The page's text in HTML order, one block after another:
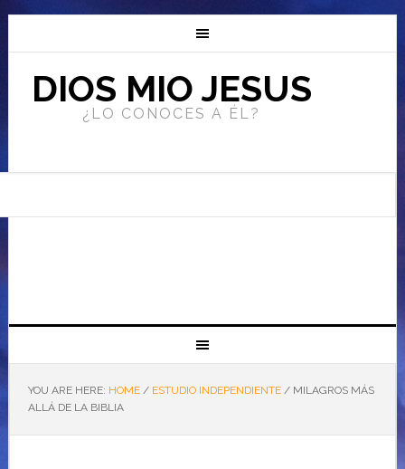
DIOS MIO JESUS
¿LO CONOCES A ÉL?
YOU ARE HERE: HOME / ESTUDIO INDEPENDIENTE /MILAGROS MÁS
ALLÁ DE LA BIBLIA